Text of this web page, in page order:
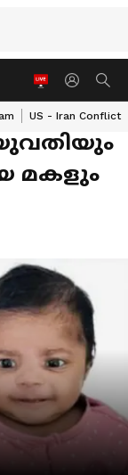
US - Iran Conflict
മകളും